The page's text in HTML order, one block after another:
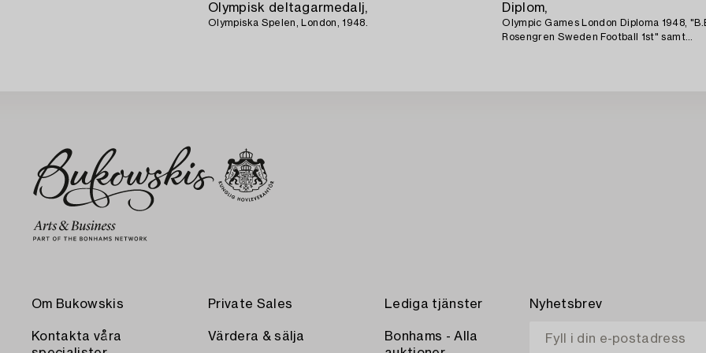
Olympisk deltagarmedalj,
Olympiska Spelen, London, 1948.
Diplom,
Olympic Games London Diploma 1948,
Rosengren Sweden Football 1st" samt
Om Bukowskis
Kontakta våra
Private Sales
Värdera & sälja
Lediga tjänster
Bonhams - Alla
Nyhetsbrev